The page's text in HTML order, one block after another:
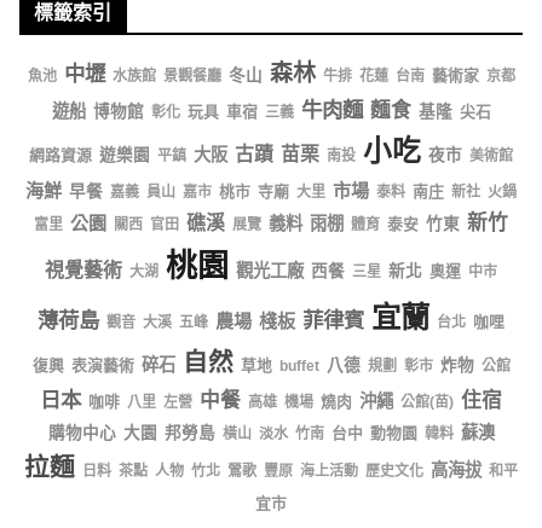
標籤索引
魚池 中壢 水族館 景觀餐廳 冬山 森林 牛排 花蓮 台南 藝術家 京都
遊船 博物館 彰化 玩具 車宿 三義 牛肉麵 麵食 基隆 尖石
網路資源 遊樂園 平鎮 大阪 古蹟 苗栗 南投 小吃 夜市 美術館
海鮮 早餐 嘉義 員山 嘉市 桃市 寺廟 大里 市場 泰料 南庄 新社 火鍋
富里 公園 關西 官田 礁溪 展覽 義料 雨棚 體育 泰安 竹東 新竹
視覺藝術 大湖 桃園 觀光工廠 西餐 三星 新北 奧運 中市
薄荷島 觀音 大溪 五峰 農場 棧板 菲律賓 宜蘭 台北 咖哩
復興 表演藝術 碎石 自然 草地 buffet 八德 規劃 彰市 炸物 公館
日本 咖啡 八里 左營 中餐 高雄 機場 燒肉 沖繩 公館(苗) 住宿
購物中心 大園 邦勞島 橫山 淡水 竹南 台中 動物園 韓料 蘇澳
拉麵 日料 茶點 人物 竹北 鶯歌 豐原 海上活動 歷史文化 高海拔 和平
宜市